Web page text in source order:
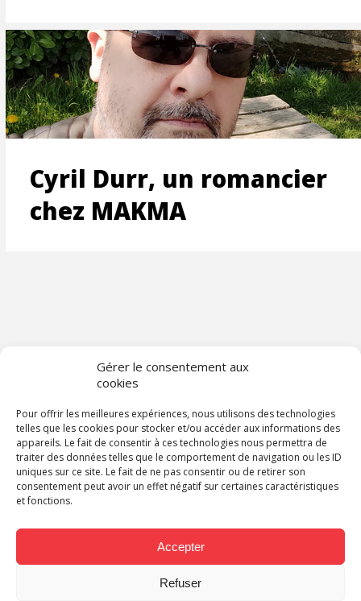
Gérer le consentement aux
cookies
Pour offrir les meilleures expériences, nous utilisons des technologies
telles que les cookies pour stocker et/ou accéder aux informations des
appareils. Le fait de consentir à ces technologies nous permettra de
traiter des données telles que le comportement de navigation ou les ID
uniques sur ce site. Le fait de ne pas consentir ou de retirer son
consentement peut avoir un effet négatif sur certaines caractéristiques
et fonctions.
Accepter
Refuser
Cyril Durr, un romancier
chez MAKMA